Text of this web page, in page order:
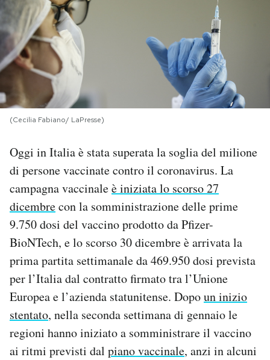
NEWSLETTER
I MIEI PREFERITI
SHOP
CALENDARIO
AREA PERSONALE
Area Personale
Newsletter
Notifiche mobile
Regala il Post
Hai bisogno di aiuto?
(Cecilia Fabiano/ LaPresse)
Oggi in Italia è stata superata la soglia del milione
di persone vaccinate contro il coronavirus. La
campagna vaccinaleè iniziata lo scorso 27
dicembrecon la somministrazione delle prime
9.750 dosi del vaccino prodotto da Pfizer-
BioNTech, e lo scorso 30 dicembre è arrivata la
prima partita settimanale da 469.950 dosi prevista
per l’Italia dal contratto firmato tra l’Unione
Europea e l’azienda statunitense. Dopoun inizio
stentato, nella seconda settimana di gennaio le
regioni hanno iniziato a somministrare il vaccino
ai ritmi previsti dal piano vaccinale, anzi in alcuni